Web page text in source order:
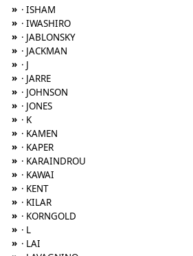
» · ISHAM
» · IWASHIRO
» · JABLONSKY
» · JACKMAN
» · J
» · JARRE
» · JOHNSON
» · JONES
» · K
» · KAMEN
» · KAPER
» · KARAINDROU
» · KAWAI
» · KENT
» · KILAR
» · KORNGOLD
» · L
» · LAI